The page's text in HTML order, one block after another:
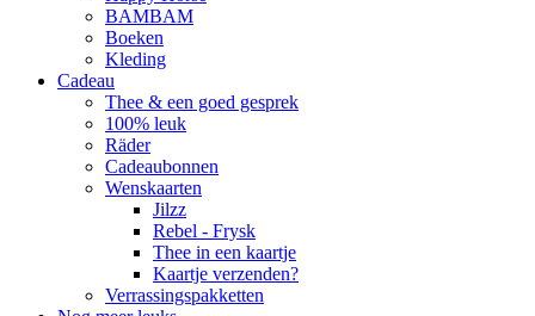
BAMBAM
Boeken
Kleding
Cadeau
Thee & een goed gesprek
100% leuk
Räder
Cadeaubonnen
Wenskaarten
Jilzz
Rebel - Frysk
Thee in een kaartje
Kaartje verzenden?
Verrassingspakketten